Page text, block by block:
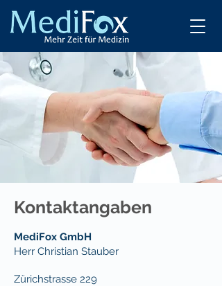
Kontaktangaben
MediFox GmbH
Herr Christian Stauber
Zürichstrasse 229